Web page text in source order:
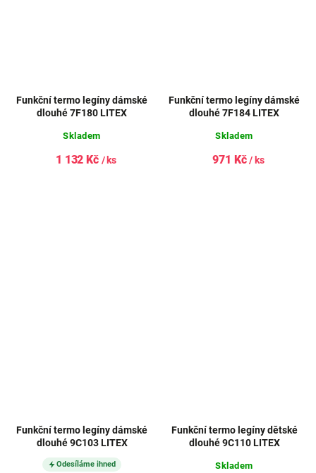
Funkční termo legíny dámské
dlouhé 7F180 LITEX
Skladem
1 132 Kč / ks
Funkční termo legíny dámské
dlouhé 7F184 LITEX
Skladem
971 Kč/ ks
Funkční termo legíny dámské
dlouhé 9C103 LITEX
Odesíláme ihned
Funkční termo legíny dětské
dlouhé 9C110 LITEX
Skladem